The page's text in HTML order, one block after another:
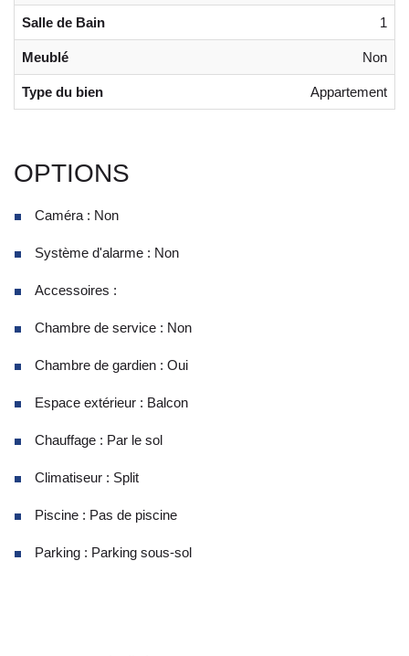
Salle de Bain 1
Meublé Non
Type du bien Appartement
OPTIONS
Caméra : Non
Système d'alarme : Non
Accessoires :
Chambre de service : Non
Chambre de gardien : Oui
Espace extérieur : Balcon
Chauffage : Par le sol
Climatiseur : Split
Piscine : Pas de piscine
Parking : Parking sous-sol